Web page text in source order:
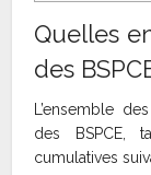
Quelles
des
L’ensemble
des BSPCE,
cumulatives